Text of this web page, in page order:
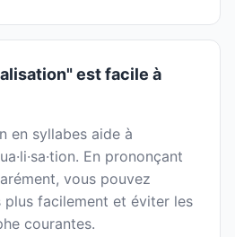
est facile à
en syllabes aide à
En prononçant
vous pouvez
facilement et éviter les
courantes.